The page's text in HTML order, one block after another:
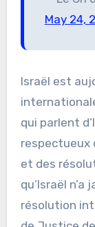
May 24,
Israël est
qui parlent
respectueux
et des
qu’Israël
résolution